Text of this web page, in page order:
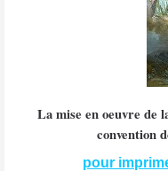
La mise en oeuvre de
convention
pour